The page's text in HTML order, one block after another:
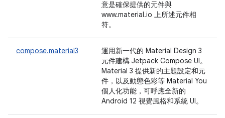
意是確保提供的元件與
www.material.io 上所述元件相
符。
compose.material3
運用新一代的 Material Design 3
元件建構 Jetpack Compose UI。
Material 3 提供新的主題設定和元
件，以及動態色彩等 Material You
個人化功能，可呼應全新的
Android 12 視覺風格和系統 UI。